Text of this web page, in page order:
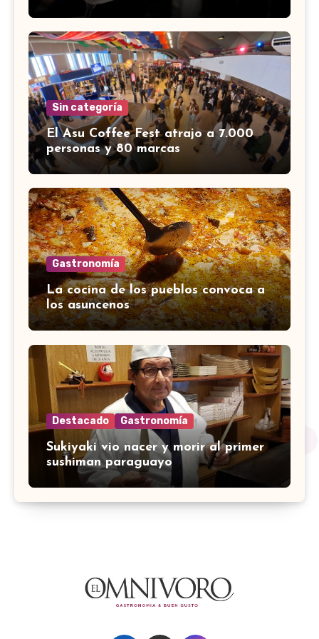
Sin categoría
El Asu Coffee Fest atrajo a 7.000
personas y 80 marcas
Gastronomía
La cocina de los pueblos convoca a
los asuncenos
Destacado Gastronomía
Sukiyaki vio nacer y morir al primer
sushiman paraguayo